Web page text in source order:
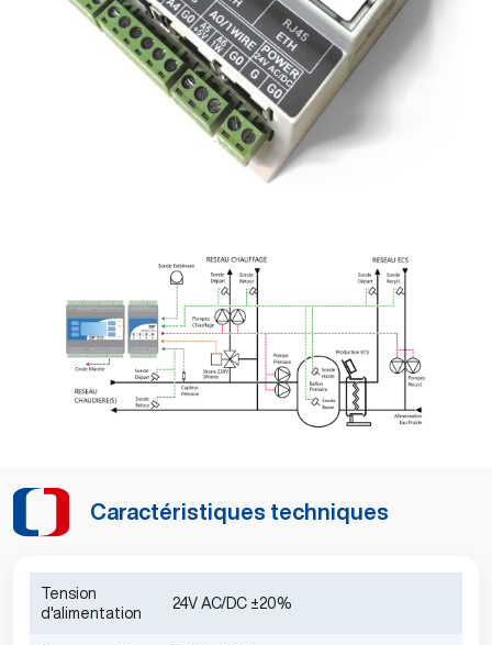
Caractéristiques techniques
Tension
d'alimentation
24V AC/DC ±20%